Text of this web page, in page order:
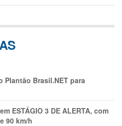
Plantão Brasil.NET para
ESTÁGIO 3 DE ALERTA, com
90 km/h